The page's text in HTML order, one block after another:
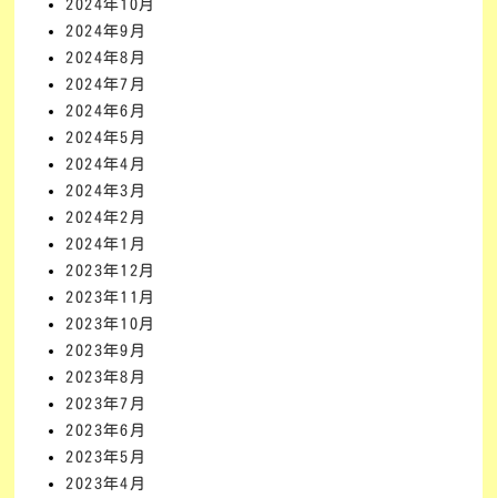
2024年10月
2024年9月
2024年8月
2024年7月
2024年6月
2024年5月
2024年4月
2024年3月
2024年2月
2024年1月
2023年12月
2023年11月
2023年10月
2023年9月
2023年8月
2023年7月
2023年6月
2023年5月
2023年4月